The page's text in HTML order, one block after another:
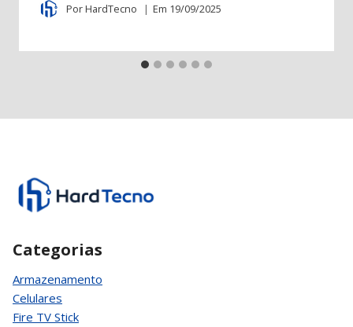
PorHardTecno Em 19/09/2025
Categorias
Armazenamento
Celulares
Fire TV Stick